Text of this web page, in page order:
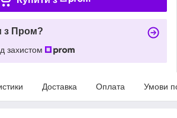
з Пром?
захистом
Доставка Оплата Умови